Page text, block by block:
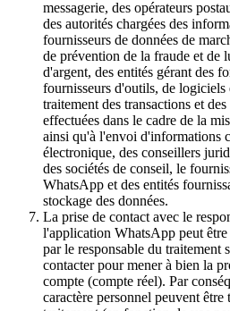
messagerie, des opérateurs
des autorités chargées des
fournisseurs de données de
de prévention de la fraude et de
d'argent, des entités gérant des
fournisseurs d'outils, de logiciels
traitement des transactions et
effectuées dans le cadre de la
ainsi qu'à l'envoi d'informations
électronique, des conseillers
des sociétés de conseil, le
WhatsApp et des entités
stockage des données.
La prise de contact avec le
l'application WhatsApp peut
par le responsable du traitement
contacter pour mener à bien la
compte (compte réel). Par
caractère personnel peuvent être